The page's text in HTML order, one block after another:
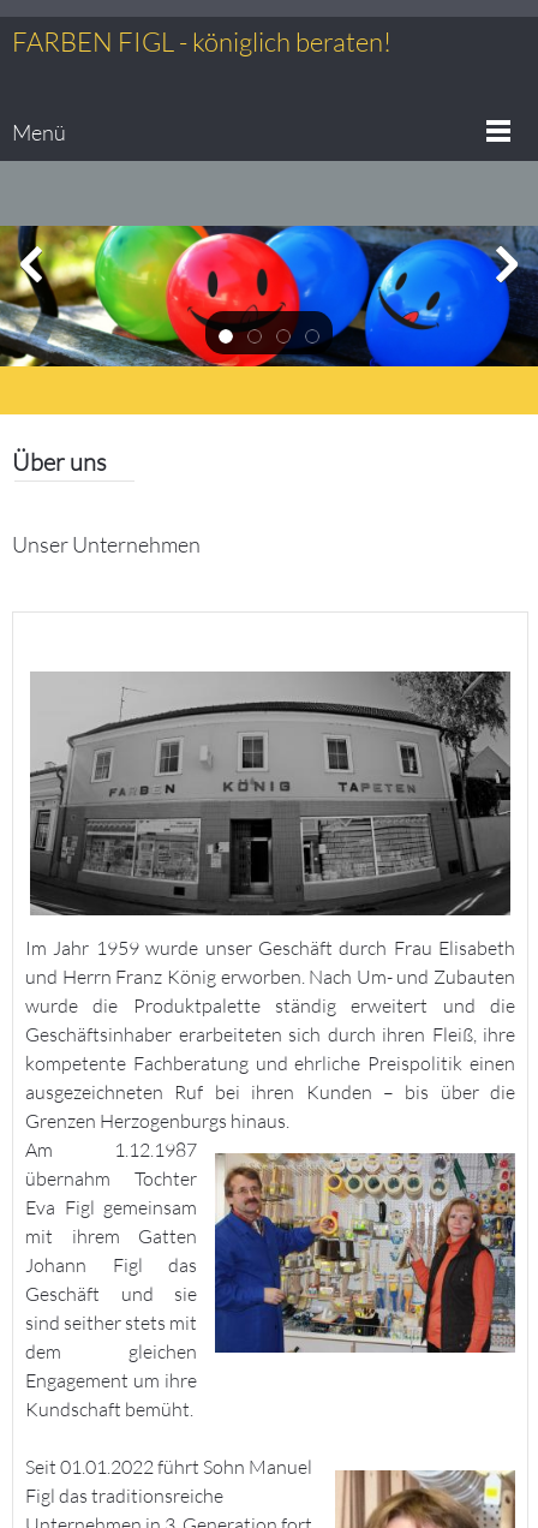
FARBEN FIGL - königlich beraten!
Menü
Über uns
Unser Unternehmen
Im Jahr 1959 wurde unser Geschäft durch Frau Elisabeth
und Herrn Franz König erworben. Nach Um- und Zubauten
wurde die Produktpalette ständig erweitert und die
Geschäftsinhaber erarbeiteten sich durch ihren Fleiß, ihre
kompetente Fachberatung und ehrliche Preispolitik einen
ausgezeichneten Ruf bei ihren Kunden – bis über die
Grenzen Herzogenburgs hinaus.
Am 1.12.1987
übernahm Tochter
Eva Figl gemeinsam
mit ihrem Gatten
Johann Figl das
Geschäft und sie
sind seither stets mit
dem gleichen
Engagement um ihre
Kundschaft bemüht.
Seit 01.01.2022 führt Sohn Manuel
Figl das traditionsreiche